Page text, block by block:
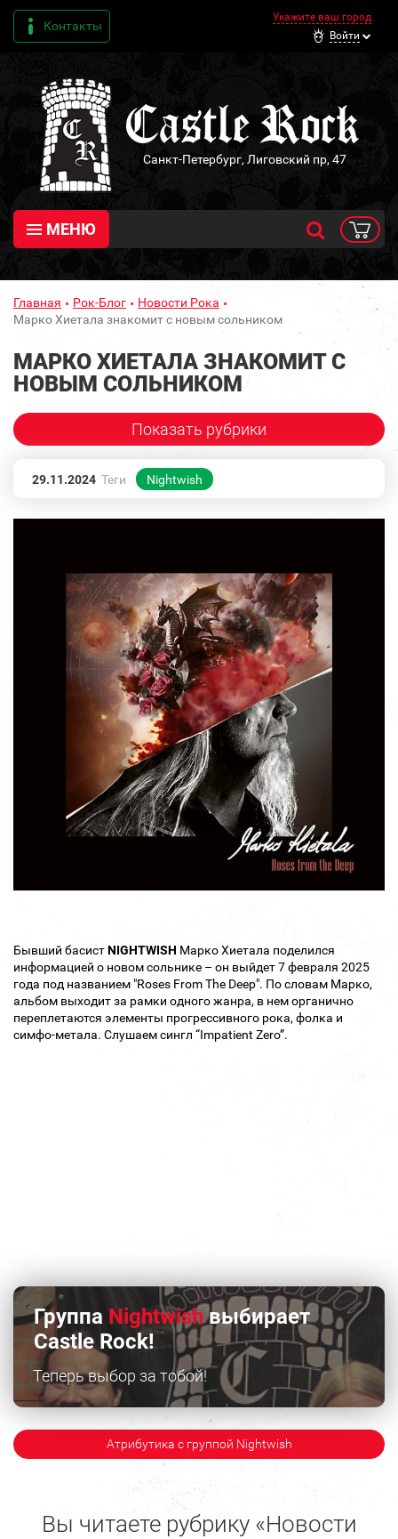
Контакты
Укажите ваш город
Войти
Санкт-Петербург, Лиговский пр, 47
МЕНЮ
Главная Рок-Блог
Новости Рока
Марко Хиетала знакомит с новым сольником
МАРКО ХИЕТАЛА ЗНАКОМИТ С
НОВЫМ СОЛЬНИКОМ
Показать рубрики
29.11.2024 Теги Nightwish
Бывший басистNIGHTWISH Марко Хиетала поделился
информацией о новом сольнике – он выйдет 7 февраля 2025
года под названием "Roses From The Deep". По словам Марко,
альбом выходит за рамки одного жанра, в нем органично
переплетаются элементы прогрессивного рока, фолка и
симфо-метала. Слушаем сингл “Impatient Zero”.
Группа Nightwishвыбирает
Castle Rock!
Теперь выбор за тобой!
Атрибутика с группой Nightwish
Вы читаете рубрику «Новости